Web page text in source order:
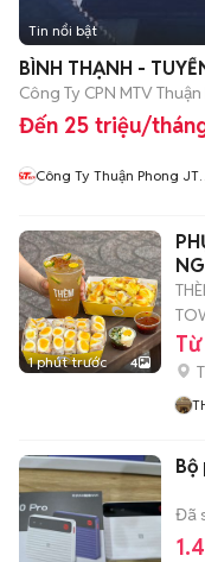
Tin nổi bật
BÌNH THẠNH -
Công Ty CPN MTV
Đến 25 triệu/
Công Ty Thuận Phong JT
1 phút trước 4
Bộ
Đã